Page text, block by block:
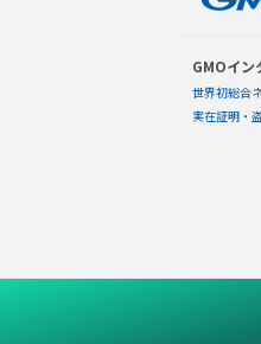
GMOイン
世界初総合
実在証明・